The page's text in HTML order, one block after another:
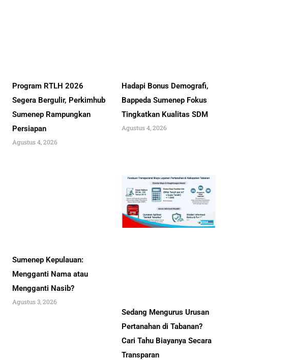
Program RTLH 2026
Segera Bergulir, Perkimhub
Sumenep Rampungkan
Persiapan
Agustus 4, 2026
Hadapi Bonus Demografi,
Bappeda Sumenep Fokus
Tingkatkan Kualitas SDM
Agustus 4, 2026
Sumenep Kepulauan:
Mengganti Nama atau
Mengganti Nasib?
Agustus 3, 2026
Sedang Mengurus Urusan
Pertanahan di Tabanan?
Cari Tahu Biayanya Secara
Transparan